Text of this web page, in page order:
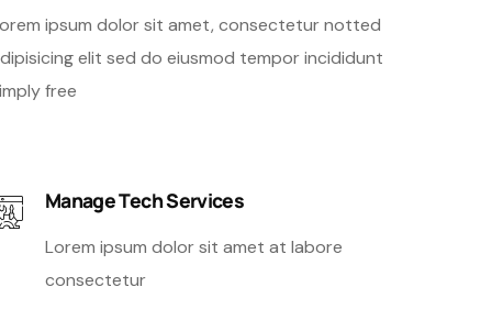
ipsum dolor sit amet, consectetur notted
elit sed do eiusmod tempor incididunt
free
Manage Tech Services
Lorem ipsum dolor sit amet at labore
consectetur